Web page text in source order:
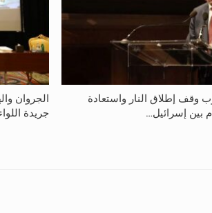
وقف إطلاق النار واستعادة
بين إسرائيل…
الجروان
جريدة